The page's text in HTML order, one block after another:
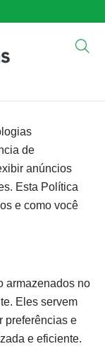
de
anúncios
Esta Política
e como você
armazenados no
Eles servem
preferências e
e eficiente.